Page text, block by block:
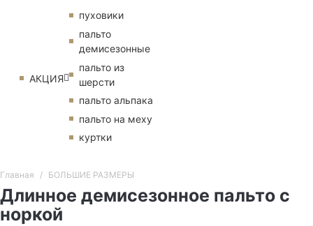
АКЦИЯ
пуховики
пальто
демисезонные
пальто из
шерсти
пальто альпака
пальто на меху
куртки
Главная БОЛЬШИЕ РАЗМЕРЫ
Длинное демисезонное пальто с
норкой